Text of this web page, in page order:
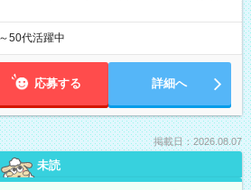
50代活躍中
応募する 詳細へ
掲載日：2026.08.07
未読